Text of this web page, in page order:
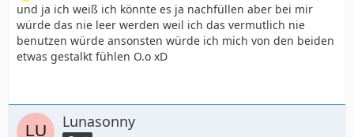
und ja ich weiß ich könnte es ja nachfüllen aber bei mir
würde das nie leer werden weil ich das vermutlich nie
benutzen würde ansonsten würde ich mich von den beiden
etwas gestalkt fühlen O.o xD
Lunasonny